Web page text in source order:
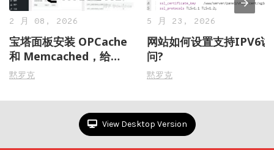
2 月 08, 2026
宝塔面板安装 OPCache
和 Memcached，给
WordPress 加速！
黙罗克
5 月 23, 2026
网站如何设置支持IPV6访
问?
黙罗克
View Desktop Version